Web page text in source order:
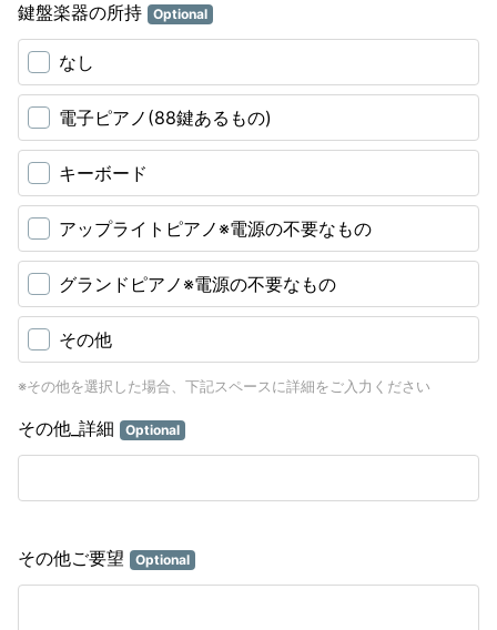
鍵盤楽器の所持 Optional
なし
電子ピアノ(88鍵あるもの)
キーボード
アップライトピアノ※電源の不要なもの
グランドピアノ※電源の不要なもの
その他
※その他を選択した場合、下記スペースに詳細をご入力ください
その他_詳細 Optional
その他ご要望 Optional